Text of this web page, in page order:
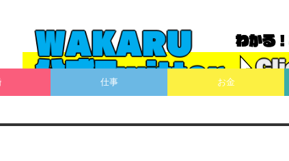
仕事 お金